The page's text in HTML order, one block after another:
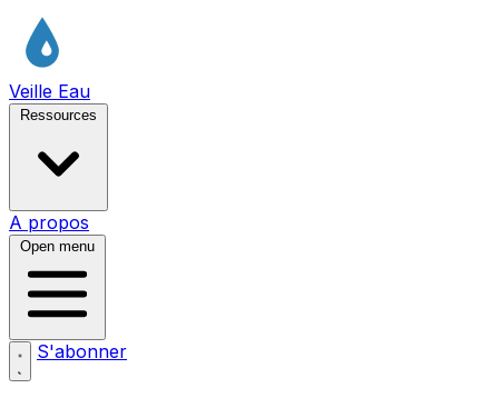
Veille Eau
Ressources
A propos
Open menu
S'abonner